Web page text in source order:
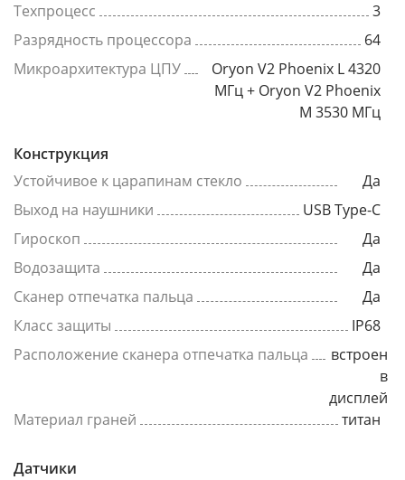
Техпроцесс
3
Разрядность процессора
64
Микроархитектура ЦПУ
Oryon V2 Phoenix L 4320
МГц + Oryon V2 Phoenix
M 3530 МГц
Конструкция
Устойчивое к царапинам стекло
Да
Выход на наушники
USB Type-C
Гироскоп
Да
Водозащита
Да
Сканер отпечатка пальца
Да
Класс защиты
IP68
Расположение сканера отпечатка пальца
встроен
в
дисплей
Материал граней
титан
Датчики